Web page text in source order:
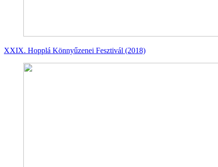
XXIX. Hopplá Könnyűzenei Fesztivál (2018)